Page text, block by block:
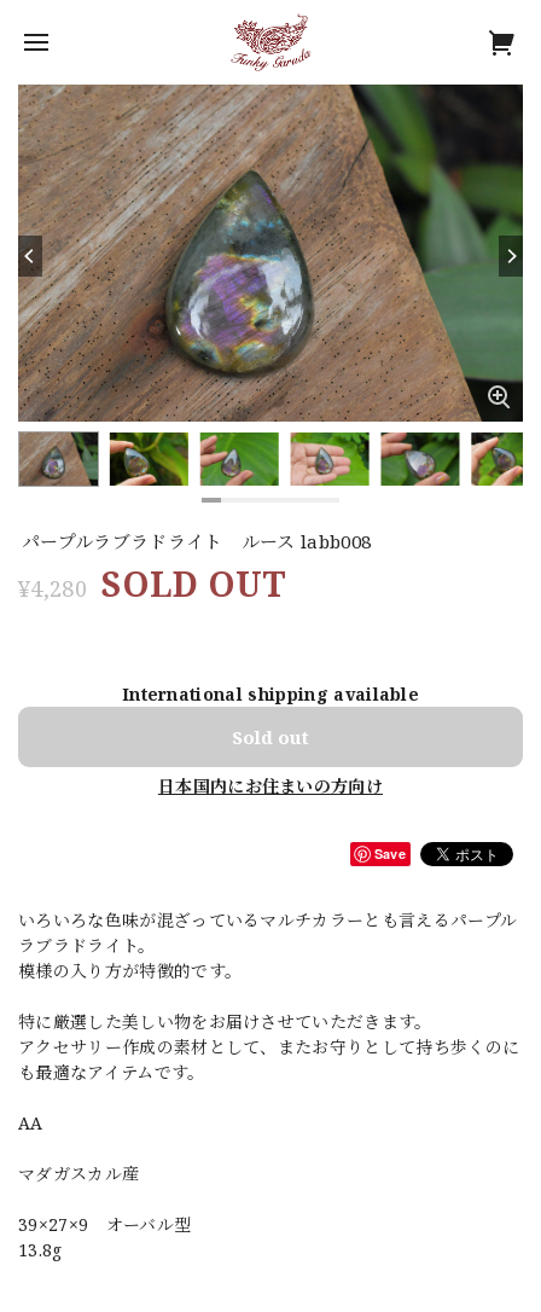
パープルラブラドライト ルース labb008
¥4,280 SOLD OUT
International shipping available
Sold out
日本国内にお住まいの方向け
Save
いろいろな色味が混ざっているマルチカラーとも言えるパープル
ラブラドライト。
模様の入り方が特徴的です。
特に厳選した美しい物をお届けさせていただきます。
アクセサリー作成の素材として、またお守りとして持ち歩くのに
も最適なアイテムです。
AA
マダガスカル産
39×27×9 オーバル型
13.8g